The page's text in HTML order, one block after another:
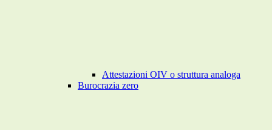
Attestazioni OIV o struttura analoga
Burocrazia zero